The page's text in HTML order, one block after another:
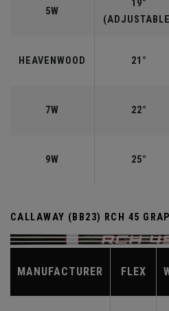
5W
19°
HEAVENWOOD 21°
7W 22°
9W 25°
CALLAWAY (BB23) RCH 45
MANUFACTURER FLEX